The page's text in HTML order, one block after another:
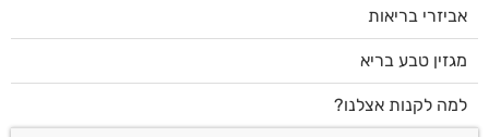
אביזרי בריאות
מגזין טבע בריא
למה לקנות אצלנו?